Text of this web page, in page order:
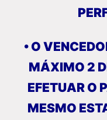
• O
MÁXIMO 2
EFETUAR O
MESMO